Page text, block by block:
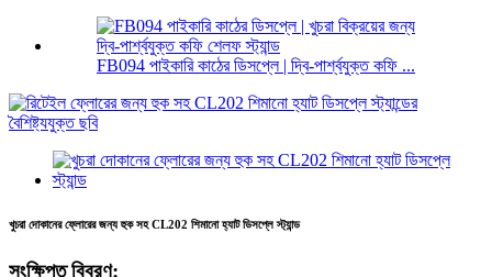
FB094 পাইকারি কাঠের ডিসপ্লে | দ্বি-পার্শ্বযুক্ত কফি ...
খুচরা দোকানের ফ্লোরের জন্য হুক সহ CL202 শিমানো হ্যাট ডিসপ্লে স্ট্যান্ড
সংক্ষিপ্ত বিবরণ: